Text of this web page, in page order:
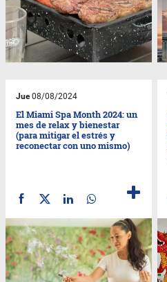
Jue08/08/2024
El Miami Spa Month 2024: un
mes de relax y bienestar
(para mitigar el estrés y
reconectar con uno mismo)